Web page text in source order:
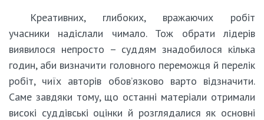
Креативних, глибоких, вражаючих робіт
учасники надіслали чимало. Тож обрати лідерів
виявилося непросто – суддям знадобилося кілька
годин, аби визначити головного переможця й перелік
робіт, чиїх авторів обов’язково варто відзначити.
Саме завдяки тому, що останні матеріали отримали
високі суддівські оцінки й розглядалися як основні